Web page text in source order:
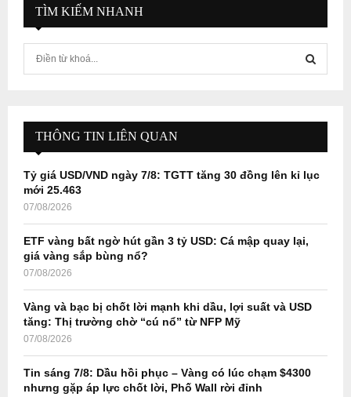
TÌM KIẾM NHANH
f
r
E
A
R
H
THÔNG TIN LIÊN QUAN
Tỷ giá USD/VND ngày 7/8: TGTT tăng 30 đồng lên kỉ lục
mới 25.463
07/08/2026
ETF vàng bất ngờ hút gần 3 tỷ USD: Cá mập quay lại,
giá vàng sắp bùng nổ?
07/08/2026
Vàng và bạc bị chốt lời mạnh khi dầu, lợi suất và USD
tăng: Thị trường chờ “cú nổ” từ NFP Mỹ
07/08/2026
Tin sáng 7/8: Dầu hồi phục – Vàng có lúc chạm $4300
nhưng gặp áp lực chốt lời, Phố Wall rời đỉnh